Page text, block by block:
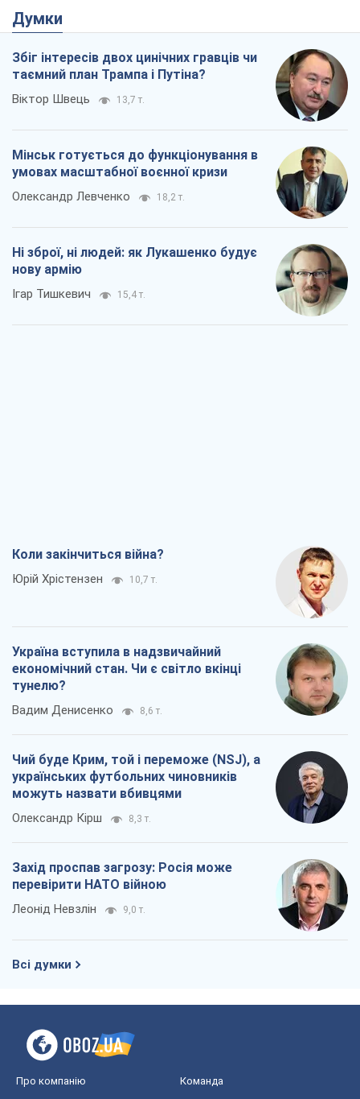
Думки
Збіг інтересів двох цинічних гравців чи
таємний план Трампа і Путіна?
Віктор Швець 13,7 т.
Мінськ готується до функціонування в
умовах масштабної воєнної кризи
Олександр Левченко 18,2 т.
Ні зброї, ні людей: як Лукашенко будує
нову армію
Ігар Тишкевич 15,4 т.
Коли закінчиться війна?
Юрій Хрістензен 10,7 т.
Україна вступила в надзвичайний
економічний стан. Чи є світло вкінці
тунелю?
Вадим Денисенко 8,6 т.
Чий буде Крим, той і переможе (NSJ), а
українських футбольних чиновників
можуть назвати вбивцями
Олександр Кірш 8,3 т.
Захід проспав загрозу: Росія може
перевірити НАТО війною
Леонід Невзлін 9,0 т.
Всі думки
Про компанію Команда